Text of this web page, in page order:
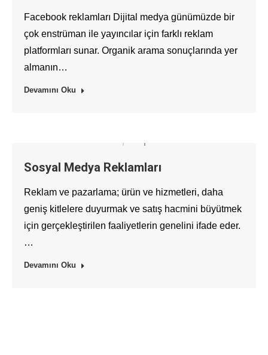
Facebook reklamları Dijital medya günümüzde bir
çok enstrüman ile yayıncılar için farklı reklam
platformları sunar. Organik arama sonuçlarında yer
almanın…
Devamını Oku
Sosyal Medya Reklamları
Reklam ve pazarlama; ürün ve hizmetleri, daha
geniş kitlelere duyurmak ve satış hacmini büyütmek
için gerçekleştirilen faaliyetlerin genelini ifade eder.
…
Devamını Oku